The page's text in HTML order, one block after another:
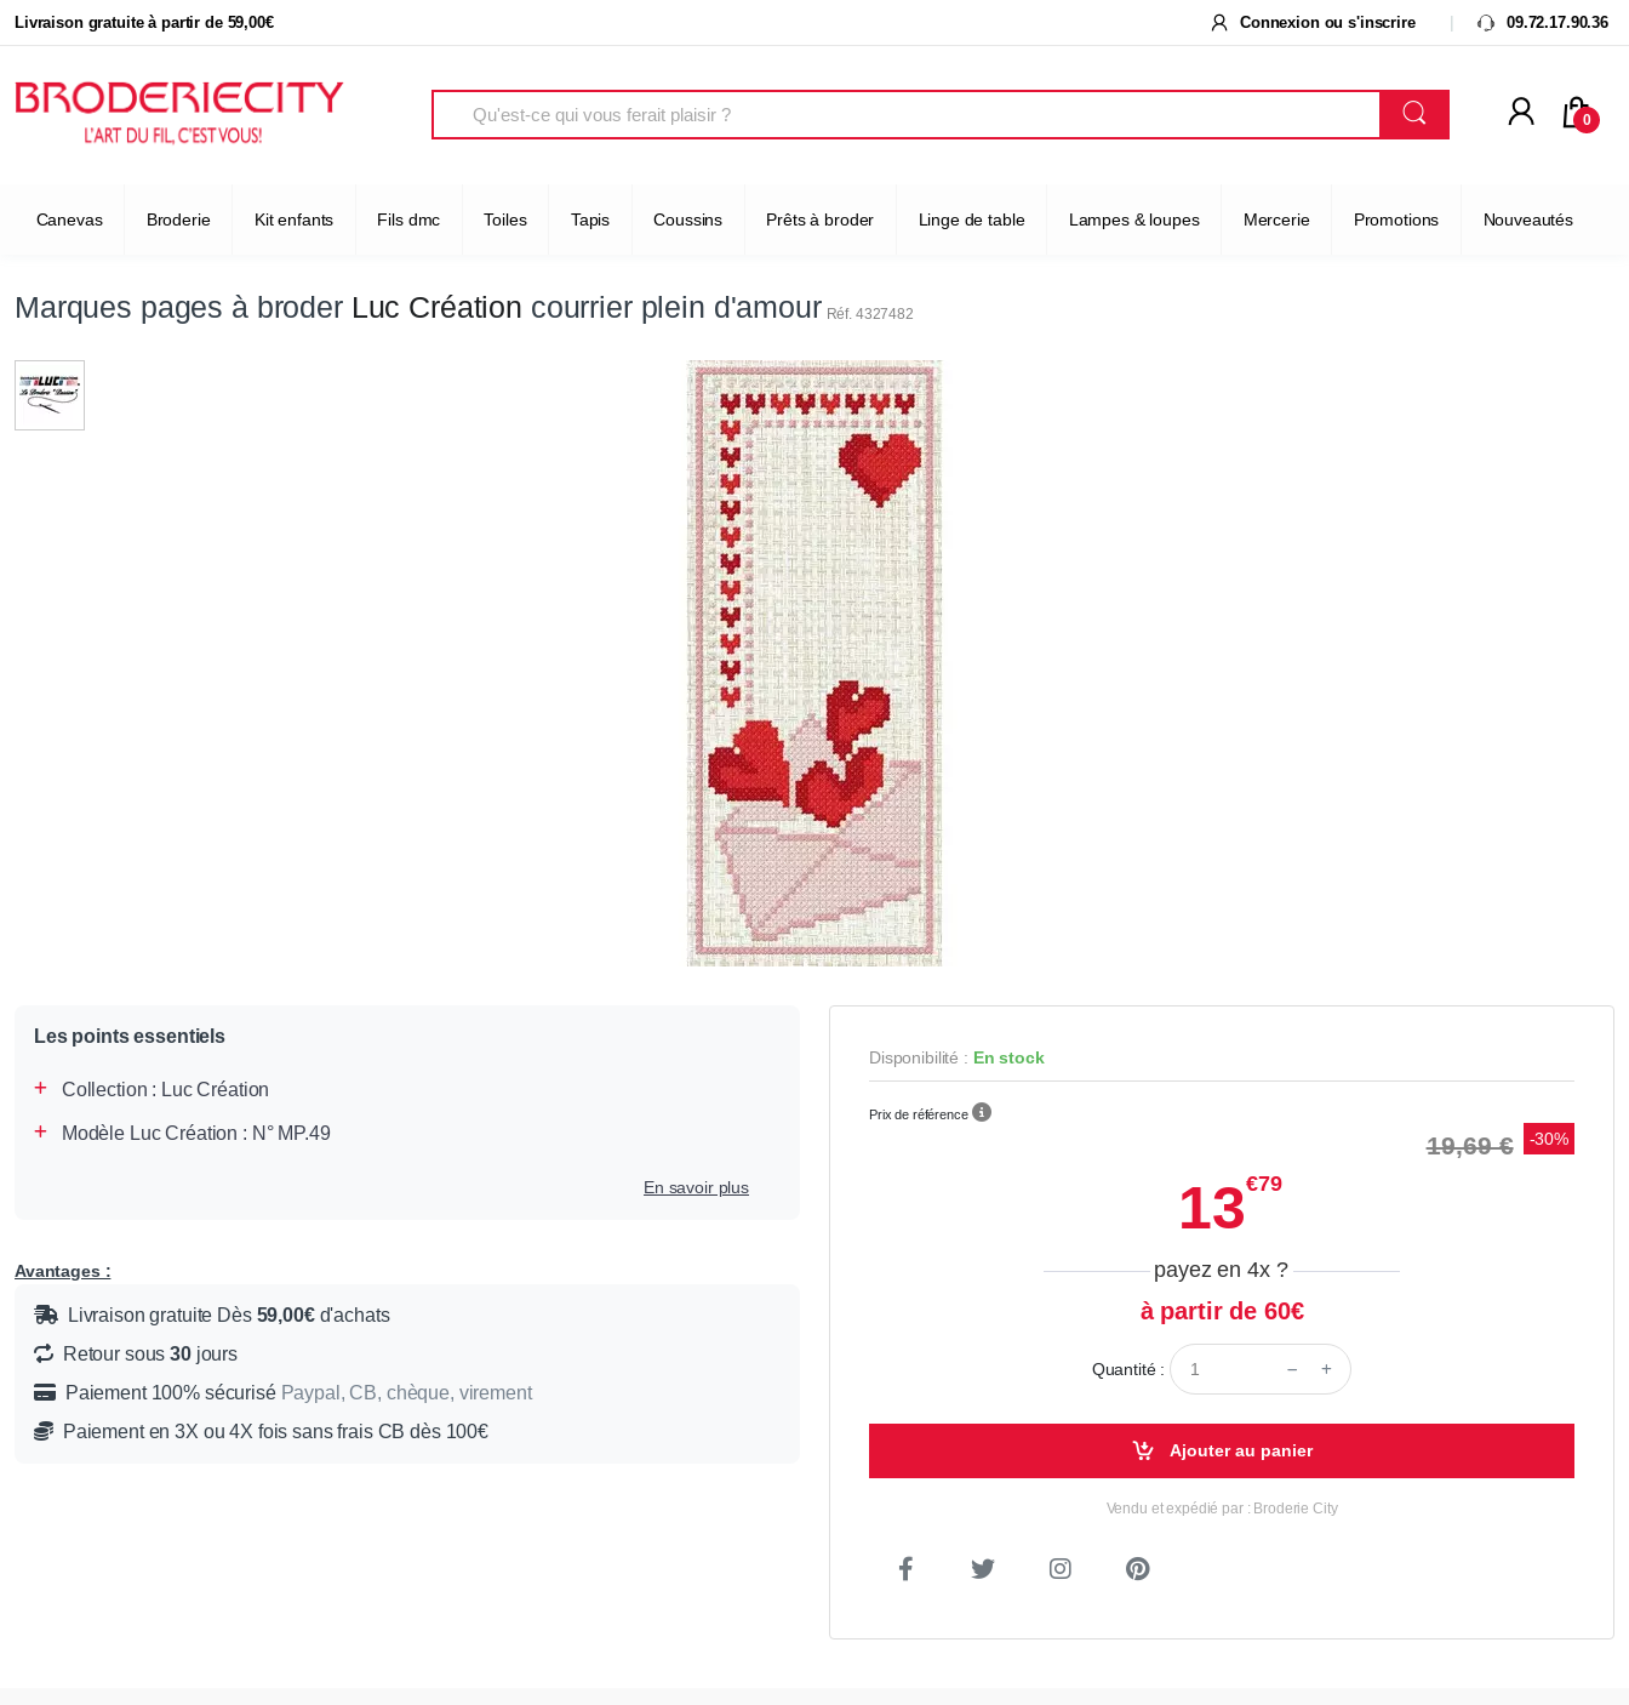
Livraison gratuite à partir de 59,00€ Connexion ou s'inscrire 09.72.17.90.36
0
Canevas Broderie Kit enfants Fils dmc Toiles Tapis Coussins Prêts à broder Linge de table Lampes & loupes Mercerie Promotions Nouveautés
Marques pages à broder Luc Création courrier plein d'amour Réf. 4327482
Les points essentiels
Collection : Luc Création
Modèle Luc Création : N° MP.49
En savoir plus
Avantages :
Livraison gratuite Dès 59,00€d'achats
Retour sous30jours
Paiement 100% sécurisé Paypal, CB, chèque, virement
Paiement en 3X ou 4X fois sans frais CB dès 100€
Disponibilité : En stock
Prix de référence
19,69 € -30%
13€79
payez en 4x ?
à partir de 60€
Quantité :
Ajouter au panier
Vendu et expédié par : Broderie City